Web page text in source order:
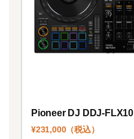
Pioneer DJ DDJ-FLX10
¥231,000（税込）